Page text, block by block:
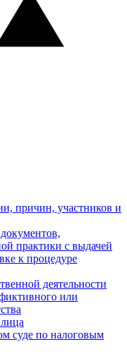
причин, участников и
практики с выдачей
к процедуре
деятельности
или
суде по налоговым